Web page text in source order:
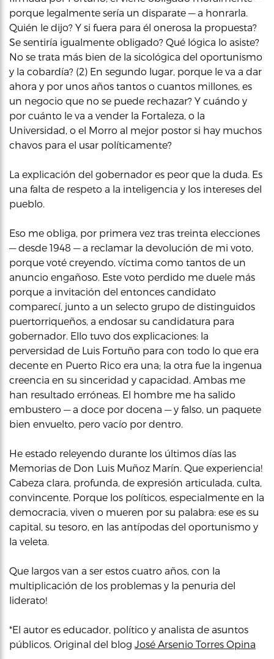
porque legalmente sería un disparate — a honrarla.
Quién le dijo? Y si fuera para él onerosa la propuesta?
Se sentiría igualmente obligado? Qué lógica lo asiste?
No se trata más bien de la sicológica del oportunismo
y la cobardía? (2) En segundo lugar, porque le va a dar
ahora y por unos años tantos o cuantos millones, es
un negocio que no se puede rechazar? Y cuándo y
por cuánto le va a vender la Fortaleza, o la
Universidad, o el Morro al mejor postor si hay muchos
chavos para el usar políticamente?
La explicación del gobernador es peor que la duda. Es
una falta de respeto a la inteligencia y los intereses del
pueblo.
Eso me obliga, por primera vez tras treinta elecciones
— desde 1948 — a reclamar la devolución de mi voto,
porque voté creyendo, víctima como tantos de un
anuncio engañoso. Este voto perdido me duele más
porque a invitación del entonces candidato
comparecí, junto a un selecto grupo de distinguidos
puertorriqueños, a endosar su candidatura para
gobernador. Ello tuvo dos explicaciones: la
perversidad de Luis Fortuño para con todo lo que era
decente en Puerto Rico era una; la otra fue la ingenua
creencia en su sinceridad y capacidad. Ambas me
han resultado erróneas. El hombre me ha salido
embustero — a doce por docena — y falso, un paquete
bien envuelto, pero vacío por dentro.
He estado releyendo durante los últimos días las
Memorias de Don Luis Muñoz Marín. Que experiencia!
Cabeza clara, profunda, de expresión articulada, culta,
convincente. Porque los políticos, especialmente en la
democracia, viven o mueren por su palabra: ese es su
capital, su tesoro, en las antípodas del oportunismo y
la veleta.
Que largos van a ser estos cuatro años, con la
multiplicación de los problemas y la penuria del
liderato!
*El autor es educador, político y analista de asuntos
públicos. Original del blog José Arsenio Torres Opina